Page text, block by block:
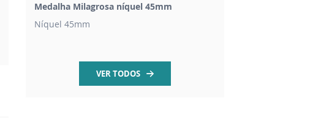
Medalha Milagrosa níquel 45mm
Níquel 45mm
VER TODOS